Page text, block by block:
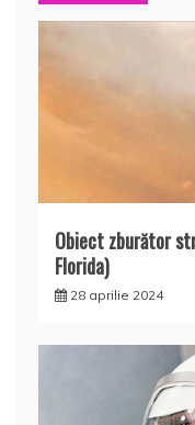
Obiect zburător
Florida)
28 aprilie 2024